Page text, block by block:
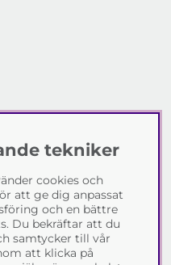
människor att möblera
med
Vi vill hjälpa just dig att
gärna oss och berätta
tekniker
cookies och
att ge dig anpassat
och en bättre
Du bekräftar att du
samtycker till vår
att klicka på